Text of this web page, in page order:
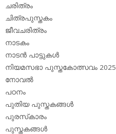
ചരിത്രം
ചിത്രപുസ്തകം
ജീവചരിത്രം
നാടകം
നാടന്‍ പാട്ടുകള്‍
നിയമസഭാ പുസ്തകോത്സവം 2025
നോവല്‍
പഠനം
പുതിയ പുസ്തകങ്ങള്‍
പുരസ്‌കാരം
പുസ്തകങ്ങള്‍